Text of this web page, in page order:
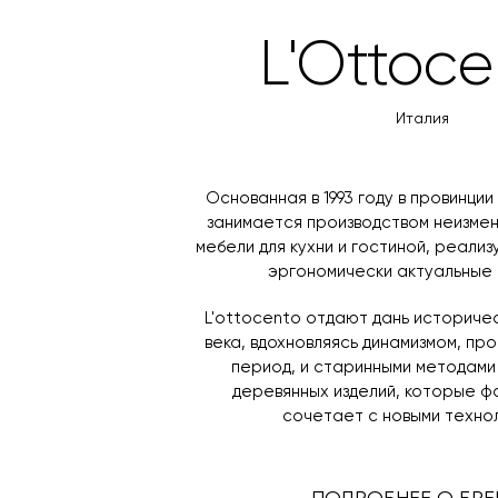
В создании кухонь L'Ottocento
ореха, дуба и ясеня отлично
мрамора, стекла и металла
Каждая кухня L'Ottocento
позволяет создать
Мы поможем вам подобрать
Италия
Основанная в 1993 году в
занимается производством
мебели для кухни и гостиной,
эргономически
L'ottocento отдают дань
века, вдохновляясь динамизмом,
период, и старинными методами
деревянных изделий, которые
сочетает с новыми